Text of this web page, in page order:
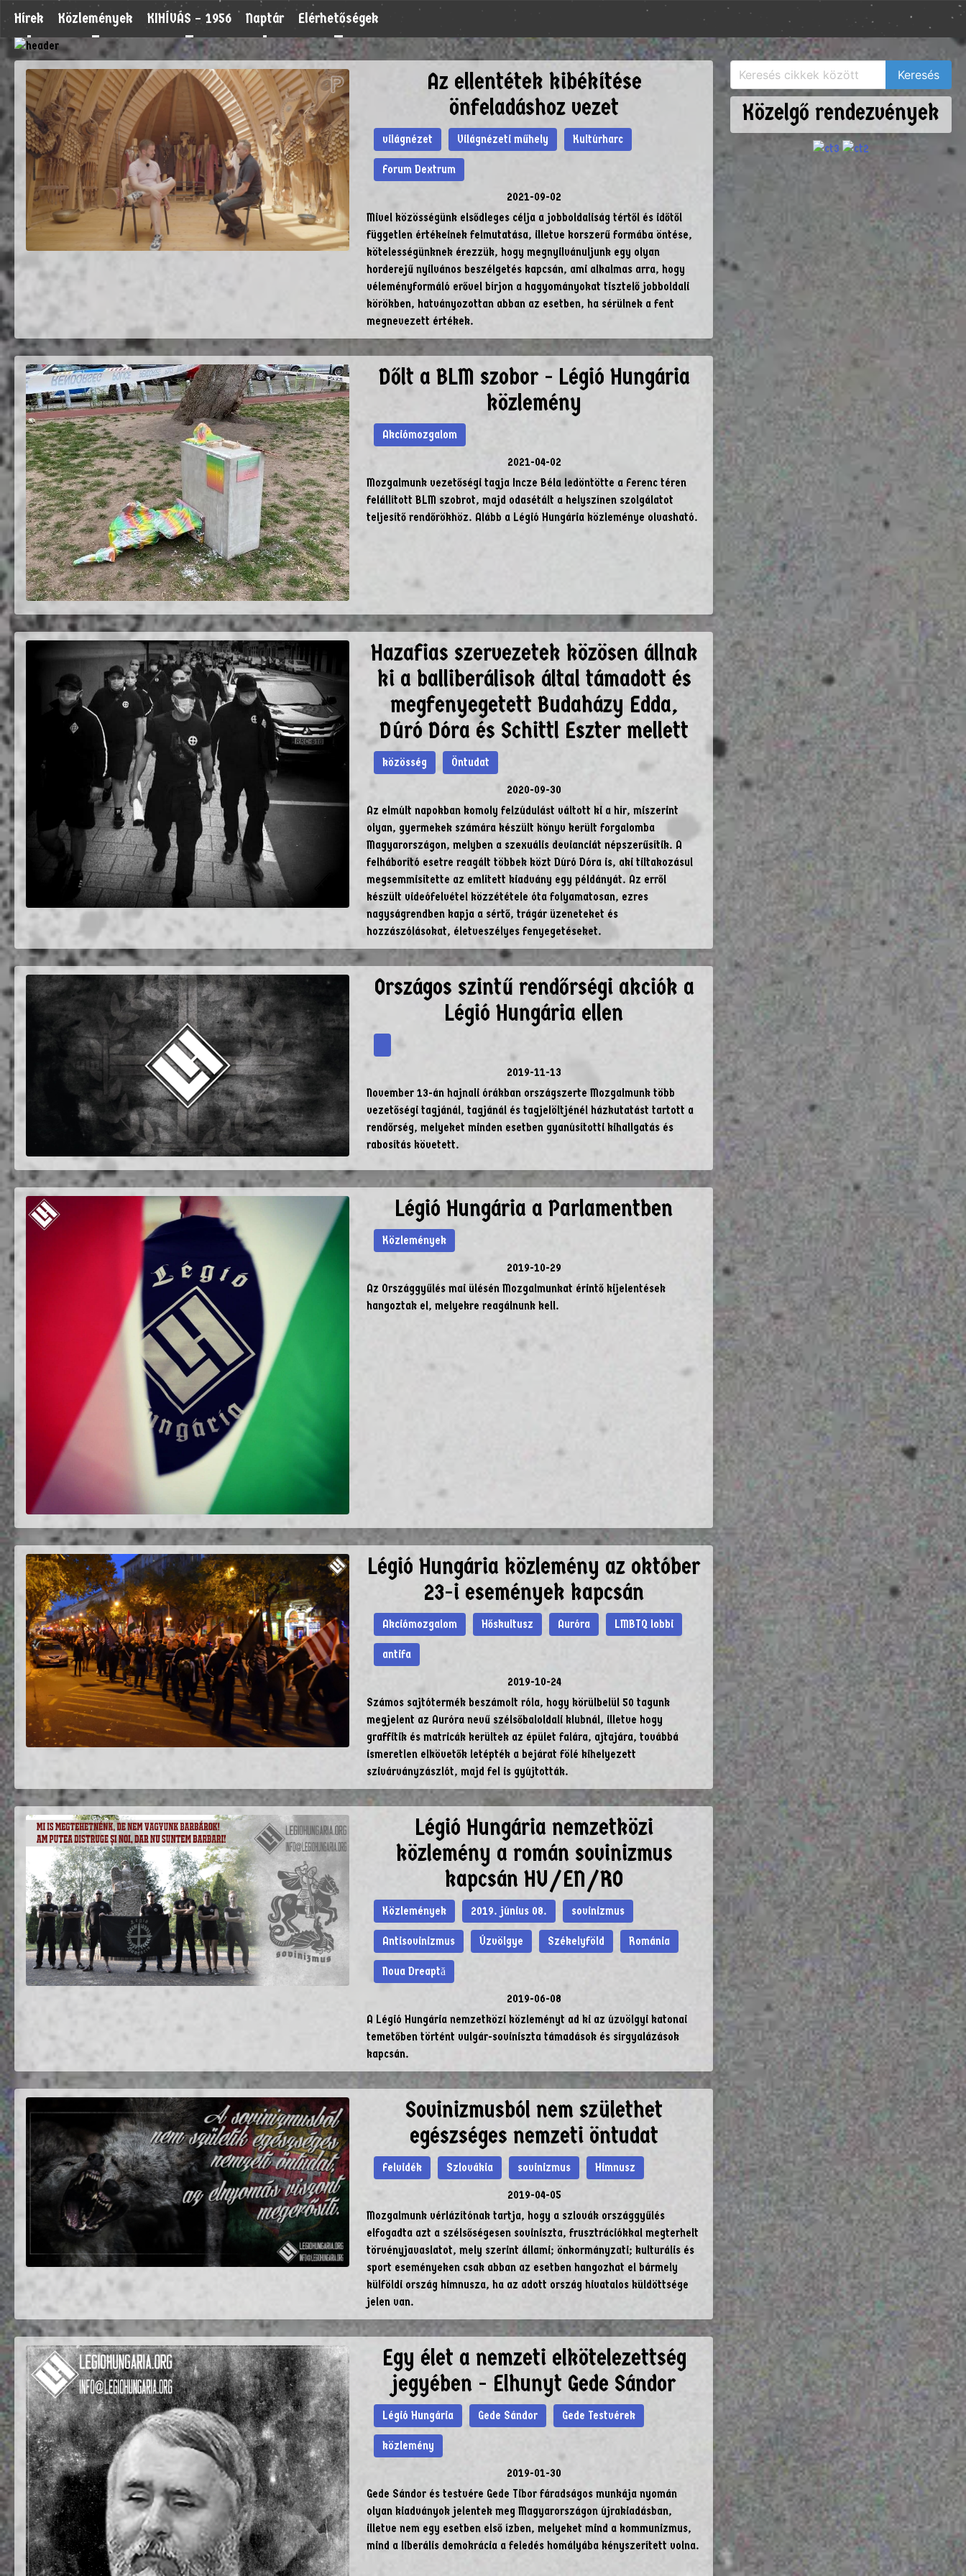
Hírek Közlemények KIHÍVÁS – 1956 Naptár Elérhetőségek
Az ellentétek kibékítése
önfeladáshoz vezet
világnézet Világnézeti műhely Kultúrharc
Forum Dextrum
2021-09-02
Mivel közösségünk elsődleges célja a jobboldaliság tértől és időtől
független értékeinek felmutatása, illetve korszerű formába öntése,
kötelességünknek érezzük, hogy megnyilvánuljunk egy olyan
horderejű nyilvános beszélgetés kapcsán, ami alkalmas arra, hogy
véleményformáló erővel bírjon a hagyományokat tisztelő jobboldali
körökben, hatványozottan abban az esetben, ha sérülnek a fent
megnevezett értékek.
Dőlt a BLM szobor - Légió Hungária
közlemény
Akciómozgalom
2021-04-02
Mozgalmunk vezetőségi tagja Incze Béla ledöntötte a Ferenc téren
felállított BLM szobrot, majd odasétált a helyszínen szolgálatot
teljesítő rendőrökhöz. Alább a Légió Hungária közleménye olvasható.
Hazafias szervezetek közösen állnak
ki a balliberálisok által támadott és
megfenyegetett Budaházy Edda,
Dúró Dóra és Schittl Eszter mellett
közösség
Öntudat
2020-09-30
Az elmúlt napokban komoly felzúdulást váltott ki a hír, miszerint
olyan, gyermekek számára készült könyv került forgalomba
Magyarországon, melyben a szexuális devianciát népszerűsítik. A
felháborító esetre reagált többek közt Dúró Dóra is, aki tiltakozásul
megsemmisítette az említett kiadvány egy példányát. Az erről
készült videófelvétel közzététele óta folyamatosan, ezres
nagyságrendben kapja a sértő, trágár üzeneteket és
hozzászólásokat, életveszélyes fenyegetéseket.
Országos szintű rendőrségi akciók a
Légió Hungária ellen
2019-11-13
November 13-án hajnali órákban országszerte Mozgalmunk több
vezetőségi tagjánál, tagjánál és tagjelöltjénél házkutatást tartott a
rendőrség, melyeket minden esetben gyanúsítotti kihallgatás és
rabosítás követett.
Légió Hungária a Parlamentben
Közlemények
2019-10-29
Az Országgyűlés mai ülésén Mozgalmunkat érintő kijelentések
hangoztak el, melyekre reagálnunk kell.
Légió Hungária közlemény az október
23-i események kapcsán
Akciómozgalom Hőskultusz Auróra LMBTQ lobbi
antifa
2019-10-24
Számos sajtótermék beszámolt róla, hogy körülbelül 50 tagunk
megjelent az Auróra nevű szélsőbaloldali klubnál, illetve hogy
graffitik és matricák kerültek az épület falára, ajtajára, továbbá
ismeretlen elkövetők letépték a bejárat fölé kihelyezett
szivárványzászlót, majd fel is gyújtották.
Légió Hungária nemzetközi
közlemény a román sovinizmus
kapcsán HU/EN/RO
Közlemények 2019. június 08. sovinizmus
Antisovinizmus Úzvölgye Székelyföld Románia
Noua Dreaptă
2019-06-08
A Légió Hungária nemzetközi közleményt ad ki az úzvölgyi katonai
temetőben történt vulgár-soviniszta támadások és sírgyalázások
kapcsán.
Sovinizmusból nem születhet
egészséges nemzeti öntudat
Felvidék Szlovákia sovinizmus
Himnusz
2019-04-05
Mozgalmunk vérlázítónak tartja, hogy a szlovák országgyűlés
elfogadta azt a szélsőségesen soviniszta, frusztrációkkal megterhelt
törvényjavaslatot, mely szerint állami; önkormányzati; kulturális és
sport eseményeken csak abban az esetben hangozhat el bármely
külföldi ország himnusza, ha az adott ország hivatalos küldöttsége
jelen van.
Egy élet a nemzeti elkötelezettség
jegyében - Elhunyt Gede Sándor
Légió Hungária Gede Sándor Gede Testvérek
közlemény
2019-01-30
Gede Sándor és testvére Gede Tibor fáradságos munkája nyomán
olyan kiadványok jelentek meg Magyarországon újrakiadásban,
illetve nem egy esetben első ízben, melyeket mind a kommunizmus,
mind a liberális demokrácia a feledés homályába kényszerített volna.
Közelgő rendezvények